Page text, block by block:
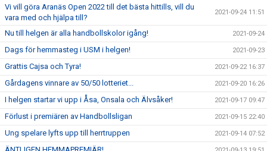
Vi vill göra Aranäs Open 2022 till det bästa hittills, vill du
vara med och hjälpa till?
2021-09-24 11:51
Nu till helgen är alla handbollskolor igång! 2021-09-24
Dags för hemmasteg i USM i helgen! 2021-09-23
Grattis Cajsa och Tyra! 2021-09-22 16:37
Gårdagens vinnare av 50/50 lotteriet... 2021-09-20 16:26
I helgen startar vi upp i Åsa, Onsala och Älvsåker! 2021-09-17 09:47
Förlust i premiären av Handbollsligan 2021-09-15 22:40
Ung spelare lyfts upp till herrtruppen 2021-09-14 07:52